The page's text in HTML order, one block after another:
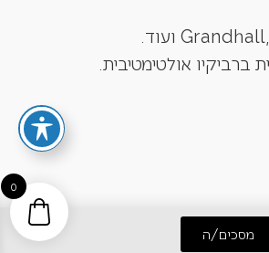
0
ברביקיו אולטימטיבית.
מסכים/ה